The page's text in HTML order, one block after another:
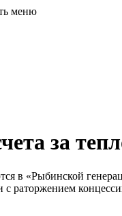
за
в «Рыбинской
с раторжением